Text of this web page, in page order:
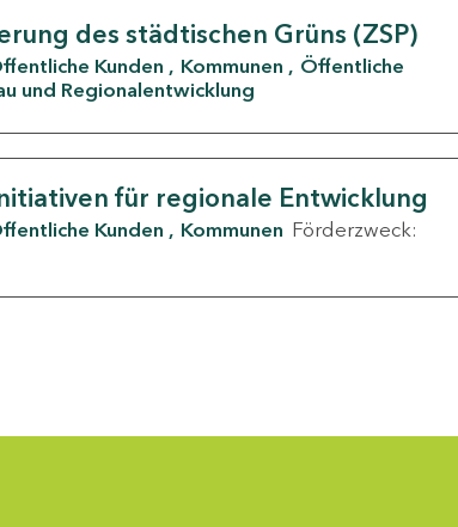
des städtischen Grüns (ZSP)
Kunden Kommunen
Öffentliche
und Regionalentwicklung
für regionale Entwicklung
Kunden Kommunen Förderzweck: